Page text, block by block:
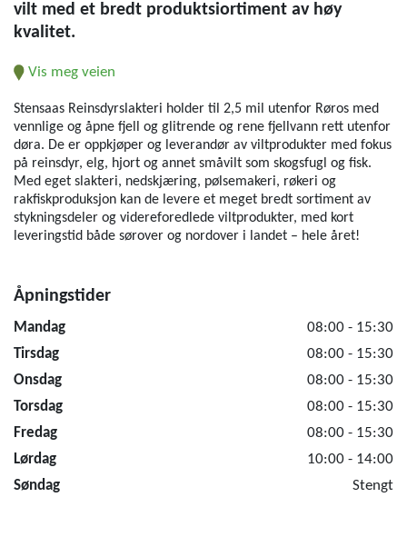
vilt med et bredt produktsiortiment av høy
kvalitet.
Vis meg veien
Stensaas Reinsdyrslakteri holder til 2,5 mil utenfor Røros med
vennlige og åpne fjell og glitrende og rene fjellvann rett utenfor
døra. De er oppkjøper og leverandør av viltprodukter med fokus
på reinsdyr, elg, hjort og annet småvilt som skogsfugl og fisk.
Med eget slakteri, nedskjæring, pølsemakeri, røkeri og
rakfiskproduksjon kan de levere et meget bredt sortiment av
stykningsdeler og videreforedlede viltprodukter, med kort
leveringstid både sørover og nordover i landet – hele året!
Åpningstider
Mandag
08:00 - 15:30
Tirsdag
08:00 - 15:30
Onsdag
08:00 - 15:30
Torsdag
08:00 - 15:30
Fredag
08:00 - 15:30
Lørdag
10:00 - 14:00
Søndag
Stengt